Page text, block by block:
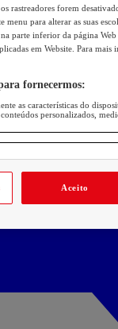
rastreadores forem
menu para alterar as suas
parte inferior da página
em Website. Para
fornecermos:
as características do
personalizados,
Aceito